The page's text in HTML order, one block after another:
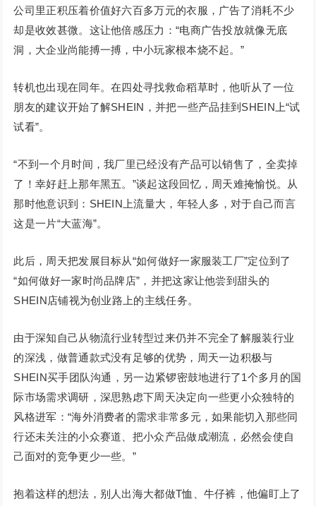
公司里正积压着价值好六百多万元的衣服，广告了消耗不少
却是收效甚微。这让他倍感压力：“电商广告投放就像无底
洞，大企业尚能搏一搏，中小玩家根本烧不起。”
转机也出现在同年。在四处寻找救命稻草时，他听从了一位
朋友的建议开始了解SHEIN，并把一些产品挂到SHEIN上“试
试看”。
“不到一个月时间，我厂里已经没有产品可以销售了，全卖掉
了！幸好赶上那年黑五。”谈起这段回忆，周天难掩愉悦。从
那时他意识到：SHEIN上流量大，年轻人多，对于自己而言
这是一片“大蓝海”。
此后，周天把发展目标从“如何做好一家服装工厂”定位到了
“如何做好一家时尚品牌店”，并把这家让他尝到甜头的
SHEIN店铺视为创业路上的主线任务。
由于深知自己从物流行业转型过来仍并不完全了解服装行业
的深浅，做普通款式没有足够的优势，周天一边积极与
SHEIN买手团队沟通，另一边紧锣密鼓地进行了1个多月的国
际市场需求调研，深思熟虑下周天决定向一些更小众独特的
风格进军：“海外消费者的需求非常多元，如果能切入那些同
行还未关注的小众赛道、把小众产品做成潮流，必然会使自
己面对的竞争更少一些。”
抱着这样的想法，别人出海大都做T恤、牛仔裤，他偏盯上了